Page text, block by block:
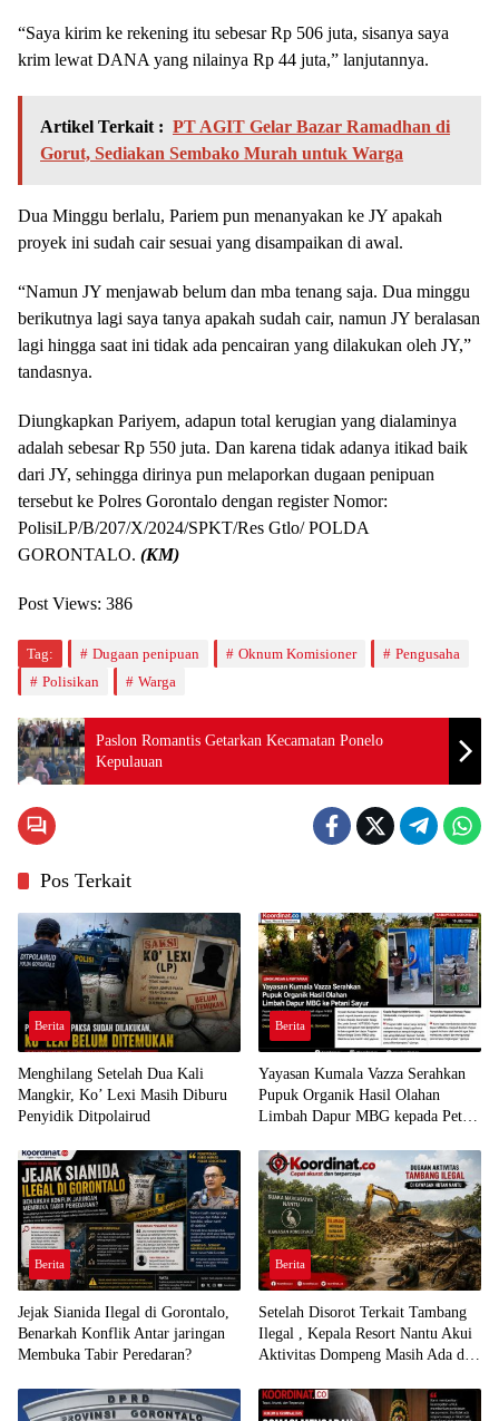
“Saya kirim ke rekening itu sebesar Rp 506 juta, sisanya saya
krim lewat DANA yang nilainya Rp 44 juta,” lanjutannya.
Artikel Terkait : PT AGIT Gelar Bazar Ramadhan di
Gorut, Sediakan Sembako Murah untuk Warga
Dua Minggu berlalu, Pariem pun menanyakan ke JY apakah
proyek ini sudah cair sesuai yang disampaikan di awal.
“Namun JY menjawab belum dan mba tenang saja. Dua minggu
berikutnya lagi saya tanya apakah sudah cair, namun JY beralasan
lagi hingga saat ini tidak ada pencairan yang dilakukan oleh JY,”
tandasnya.
Diungkapkan Pariyem, adapun total kerugian yang dialaminya
adalah sebesar Rp 550 juta. Dan karena tidak adanya itikad baik
dari JY, sehingga dirinya pun melaporkan dugaan penipuan
tersebut ke Polres Gorontalo dengan register Nomor:
PolisiLP/B/207/X/2024/SPKT/Res Gtlo/ POLDA
GORONTALO. (KM)
Post Views: 386
Tag: Dugaan penipuan Oknum Komisioner
Pengusaha
Polisikan
Warga
Paslon Romantis Getarkan Kecamatan Ponelo
Kepulauan
Pos Terkait
Berita
Menghilang Setelah Dua Kali
Mangkir, Ko’ Lexi Masih Diburu
Penyidik Ditpolairud
Berita
Yayasan Kumala Vazza Serahkan
Pupuk Organik Hasil Olahan
Limbah Dapur MBG kepada Petani
Berita
Jejak Sianida Ilegal di Gorontalo,
Benarkah Konflik Antar jaringan
Membuka Tabir Peredaran?
Berita
Setelah Disorot Terkait Tambang
Ilegal , Kepala Resort Nantu Akui
Aktivitas Dompeng Masih Ada di